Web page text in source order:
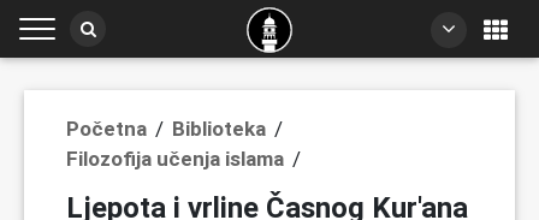
Početna / Biblioteka /
Filozofija učenja islama /
Ljepota i vrline Časnog Kur'ana